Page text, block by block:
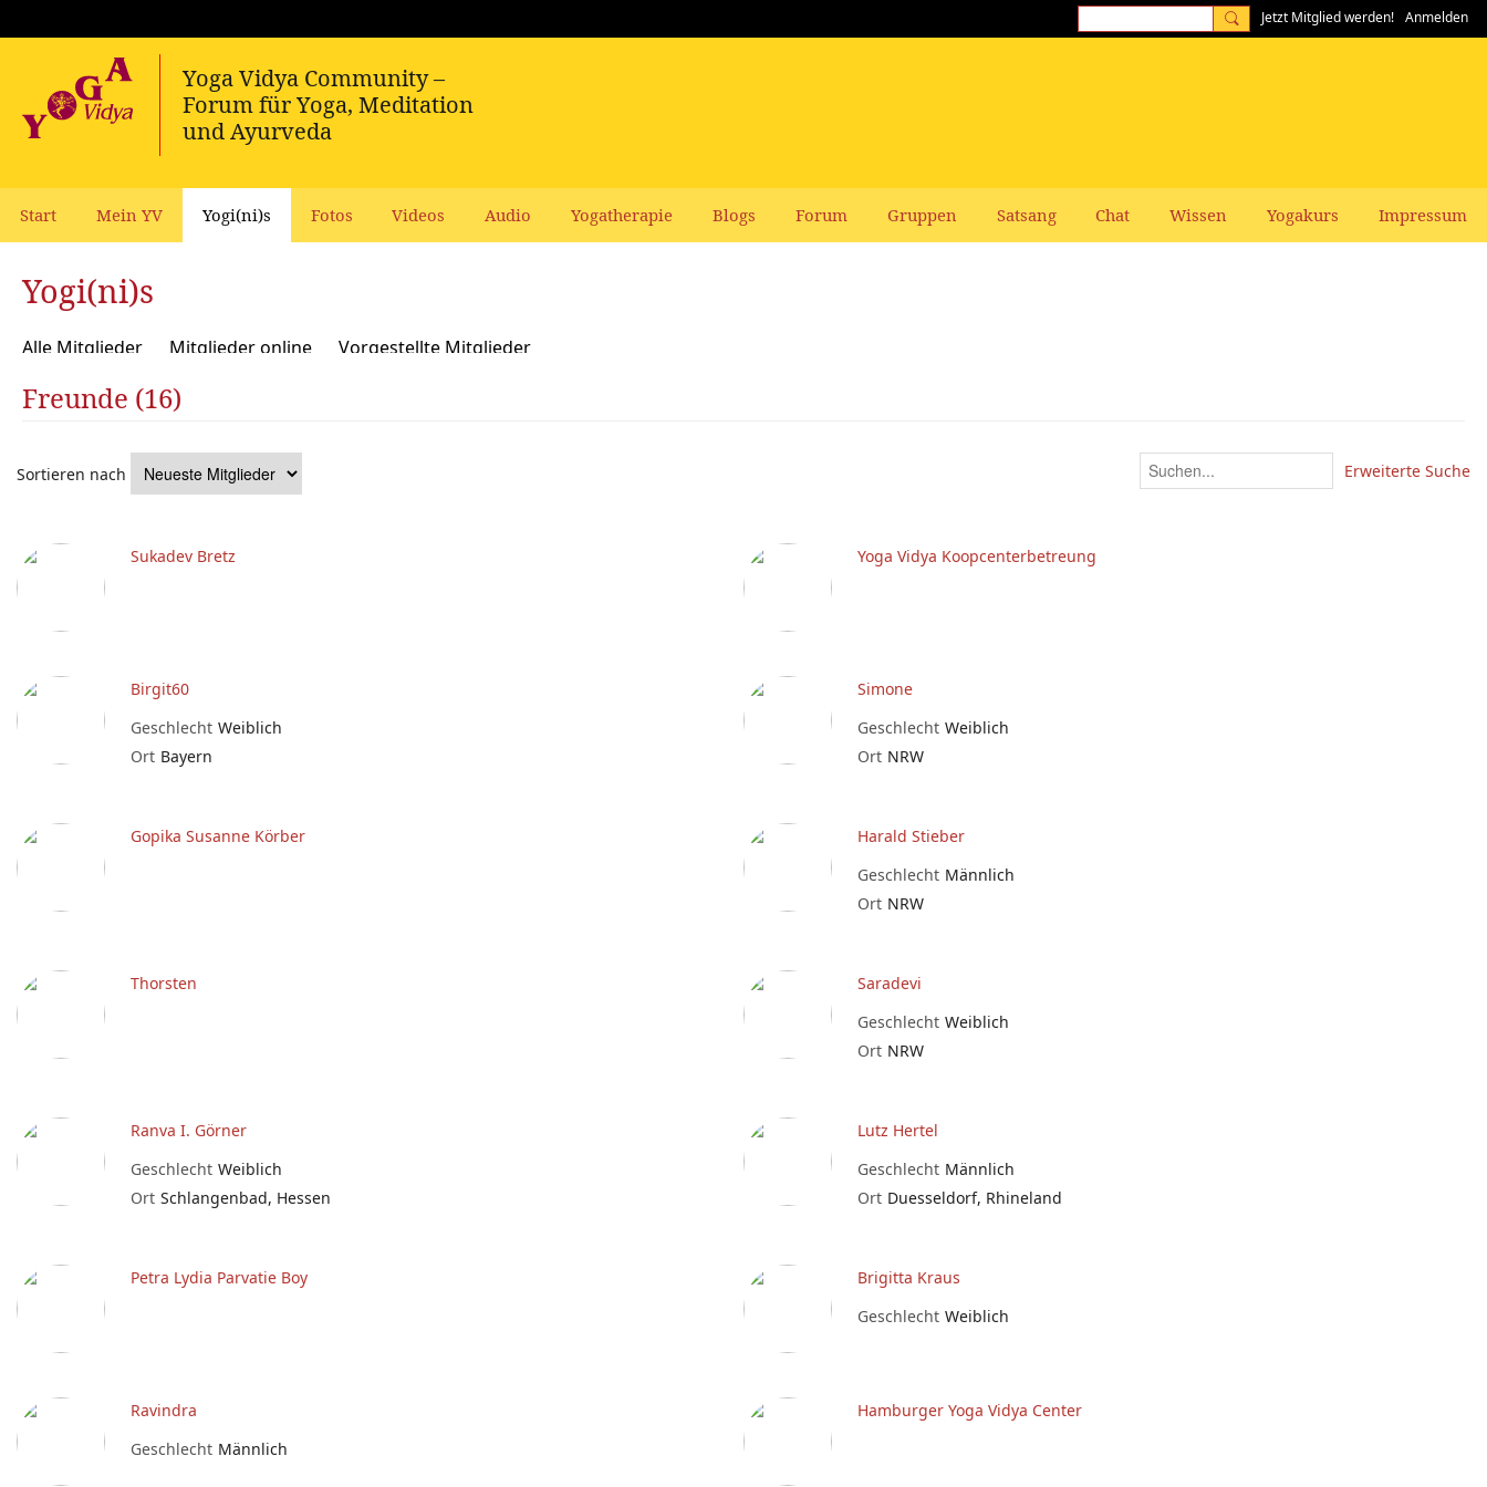
Jetzt Mitglied werden! Anmelden
Start Mein YV Yogi(ni)s Fotos Videos Audio Yogatherapie Blogs Forum Gruppen Satsang Chat Wissen Yogakurs Impressum
Yogi(ni)s
Alle Mitglieder Mitglieder online Vorgestellte Mitglieder
Freunde (16)
Sortieren nach Erweiterte Suche
Sukadev Bretz Yoga Vidya Koopcenterbetreung
Birgit60
Geschlecht Weiblich
Ort Bayern
Simone
Geschlecht Weiblich
Ort NRW
Gopika Susanne Körber
Harald Stieber
Geschlecht Männlich
Ort NRW
Thorsten
Saradevi
Geschlecht Weiblich
Ort NRW
Ranva I. Görner
Geschlecht Weiblich
Ort Schlangenbad, Hessen
Lutz Hertel
Geschlecht Männlich
Ort Duesseldorf, Rhineland
Petra Lydia Parvatie Boy
Brigitta Kraus
Geschlecht Weiblich
Ravindra
Geschlecht Männlich
Hamburger Yoga Vidya Center